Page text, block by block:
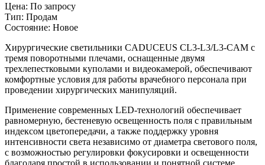
Цена: По запросу
Тип: Продам
Состояние: Новое
Хирургические светильники CADUCEUS CL3-L3/L3-CAM с
тремя поворотными плечами, оснащенные двумя
трехлепестковыми куполами и видеокамерой, обеспечивают
комфортные условия для работы врачебного персонала при
проведении хирургических манипуляций.
Применение современных LED-технологий обеспечивает
равномерную, бестеневую освещенность поля с правильным
индексом цветопередачи, а также поддержку уровня
интенсивности света независимо от диаметра светового поля,
с возможностью регулировки фокусировки и освещенности
благодаря простой в использовании и понятной системе